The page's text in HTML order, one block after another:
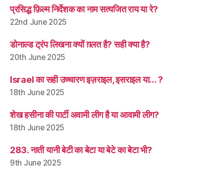
प्रसिद्ध फ़िल्म निर्देशक का नाम सत्यजित राय या रे?
22nd June 2025
डोनाल्ड ट्रंप लिखना क्यों ग़लत है? सही क्या है?
20th June 2025
Israel का सही उच्चारण इज़राइल, इसराइल या… ?
18th June 2025
शेख हसीना की पार्टी अवामी लीग है या आवामी लीग?
18th June 2025
283. नाती यानी बेटी का बेटा या बेटे का बेटा भी?
9th June 2025